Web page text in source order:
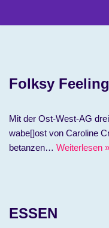
Folksy
Mit der Ost-West-AG
wabe[]ost von Caroline
betanzen… Weiterlesen »
ESSEN